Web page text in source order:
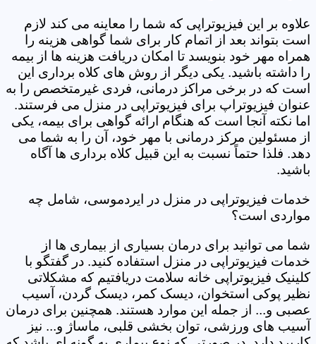
علاوه بر این فیزیوتراپی که شما را معاینه می کند لازم
است بتواند بعد از اتمام کار برای شما گواهی هزینه را
همراه مهر خود بنویسد تا امکان دریافت هزینه ها از بیمه
را داشته باشید. یکی دیگر از روش های کلاه برداری این
است که در برخی مراکز درمانی، فردی غیرمتخصص را به
عنوان فیزیوتراپ برای فیزیوتراپی در منزل می فرستند.
اما نکته آنجا است که هنگام ارائه گواهی برای بیمه، یکی
از مسئولین مرکز درمانی با مهر خود، آن را به شما می
دهد. فلذا حتماً نسبت به این قبیل کلاه برداری ها آگاه
باشید.
خدمات فیزیوتراپی در منزل در ایردموسی، شامل چه
مواردی است؟
شما می توانید برای درمان بسیاری از بیماری ها از
خدمات فیزیوتراپی در منزل استفاده کنید. در گفتگو با
کلینیک فیزیوتراپی خانه سلامت دریافتیم که مشکلاتی
نظیر پوکی استخوان، دیسک کمر، دیسک گردن، آسیب
عصبی و... از جمله این موارد هستند. همچنین برای درمان
آسیب های ورزشی، توان بخشی قلبی، ماساژ و... نیز